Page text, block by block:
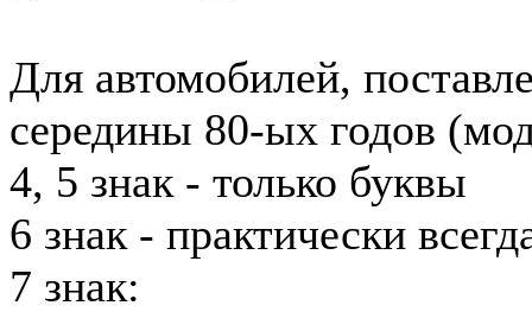
Для автомобилей,
середины 80-ых годов
4, 5 знак - только буквы
6 знак - практически
7 знак: